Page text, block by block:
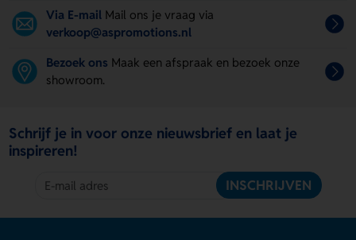
Via E-mail Mail ons je vraag via
verkoop@aspromotions.nl
Bezoek ons Maak een afspraak en bezoek onze
showroom.
Schrijf je in voor onze nieuwsbrief en laat je
inspireren!
INSCHRIJVEN